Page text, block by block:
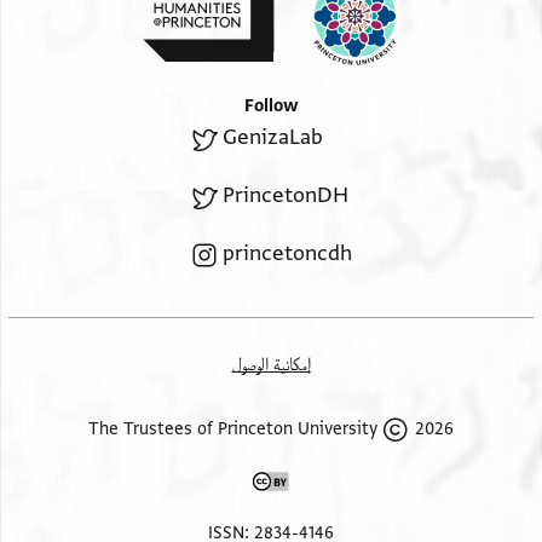
השאילות
תדורות בעדיהו מאת כל את ועת שיוגד טוב שרכו
ורגעו ושלותו כלי אגיל ואשמח ומאלוה המעוז אשאל
גם להסדיר מבלי להעדיר שלום יפעתו וביתו וכל מוצאו
וגע מכתבו הנכבד והשיש בכל אשר פרט וחרט בו
געה אשר היא ארבעה עשר זהוב יחסרו שני קירטים
צור יופק לו תנחומי רצון ויופג כאב לבו בן כק מר ורב
סעדיה
בן מ צגיר נוחם עדן בשם אהוב מר ורב שמואל הלוי שצ
Follow
GenizaLab
PrincetonDH
princetoncdh
إمكانية الوصول
2026 The Trustees of Princeton University
ISSN: 2834-4146